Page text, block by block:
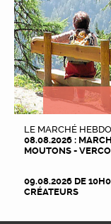
LE MARCHÉ
08.08.2026 :
MOUTONS -
09.08.2026 DE
CRÉATEURS